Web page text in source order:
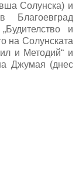
Солунска) и
Благоевград
и
на Солунската
и Методий“ и
Джумая (днес